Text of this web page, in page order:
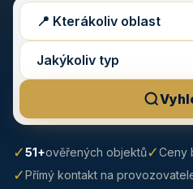
✓51+ověřených objektů✓Ceny
✓Přímý kontakt na